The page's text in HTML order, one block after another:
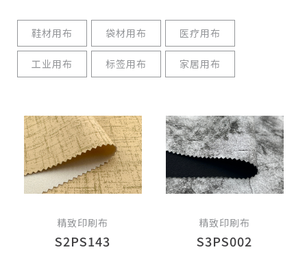
鞋材用布 袋材用布 医疗用布
工业用布 标签用布 家居用布
精致印刷布
S2PS143
精致印刷布
S3PS002